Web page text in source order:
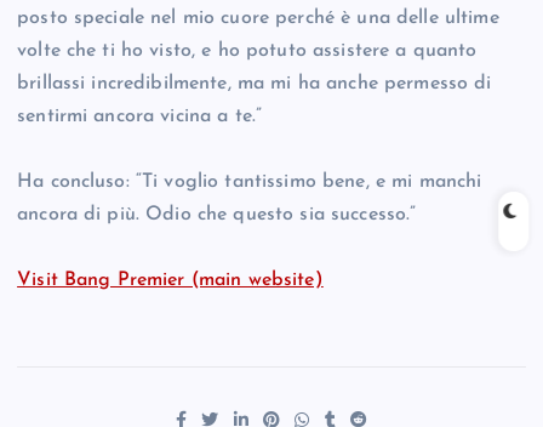
posto speciale nel mio cuore perché è una delle ultime
volte che ti ho visto, e ho potuto assistere a quanto
brillassi incredibilmente, ma mi ha anche permesso di
sentirmi ancora vicina a te.”
Ha concluso: “Ti voglio tantissimo bene, e mi manchi
ancora di più. Odio che questo sia successo.”
Visit Bang Premier (main website)